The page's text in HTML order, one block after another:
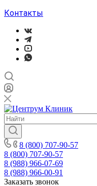
Контакты
8 (800) 707-90-57
8 (800) 707-90-57
8 (988) 966-07-69
8 (988) 966-00-91
Заказать звонок